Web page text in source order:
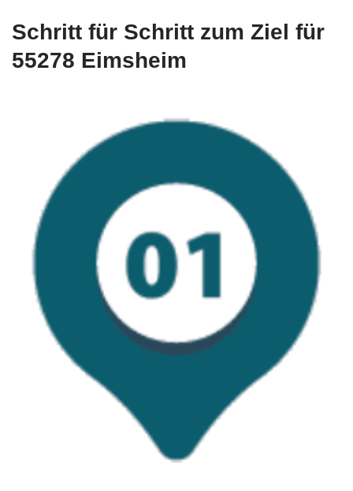
Schritt für Schritt zum Ziel für
55278 Eimsheim